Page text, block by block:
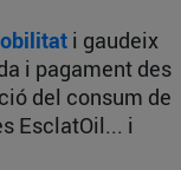
i gaudeix
i pagament des
del consum de
EsclatOil... i